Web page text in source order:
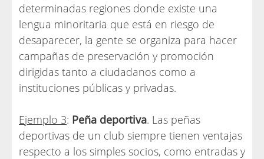
determinadas regiones donde existe una
lengua minoritaria que está en riesgo de
desaparecer, la gente se organiza para hacer
campañas de preservación y promoción
dirigidas tanto a ciudadanos como a
instituciones públicas y privadas.
Ejemplo 3: Peña deportiva. Las peñas
deportivas de un club siempre tienen ventajas
respecto a los simples socios, como entradas y